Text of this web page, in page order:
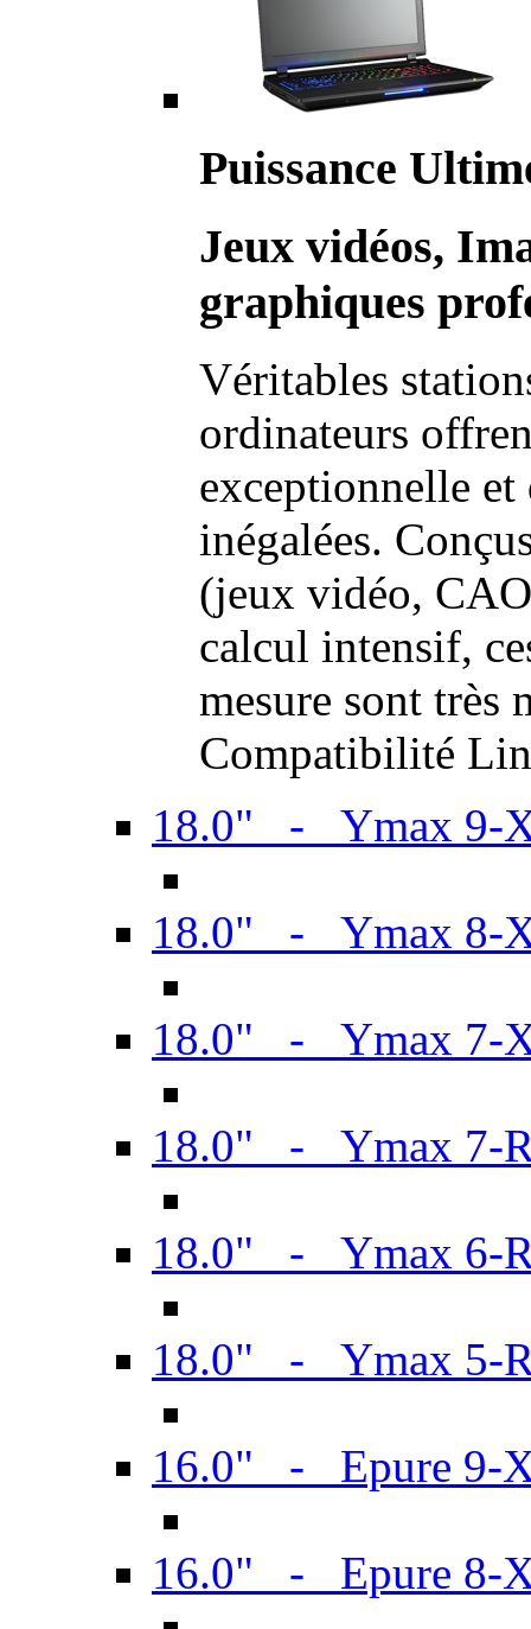
Puissance
Jeux vidéos,
graphiques
Véritables
ordinateurs
exceptionnelle et
inégalées.
(jeux vidéo,
calcul intensif,
mesure sont très
Compatibilité
18.0" - Ymax 9-
18.0" - Ymax 8-
18.0" - Ymax 7-
18.0" - Ymax 7-
18.0" - Ymax 6-
18.0" - Ymax 5-
16.0" - Epure 9-
16.0" - Epure 8-